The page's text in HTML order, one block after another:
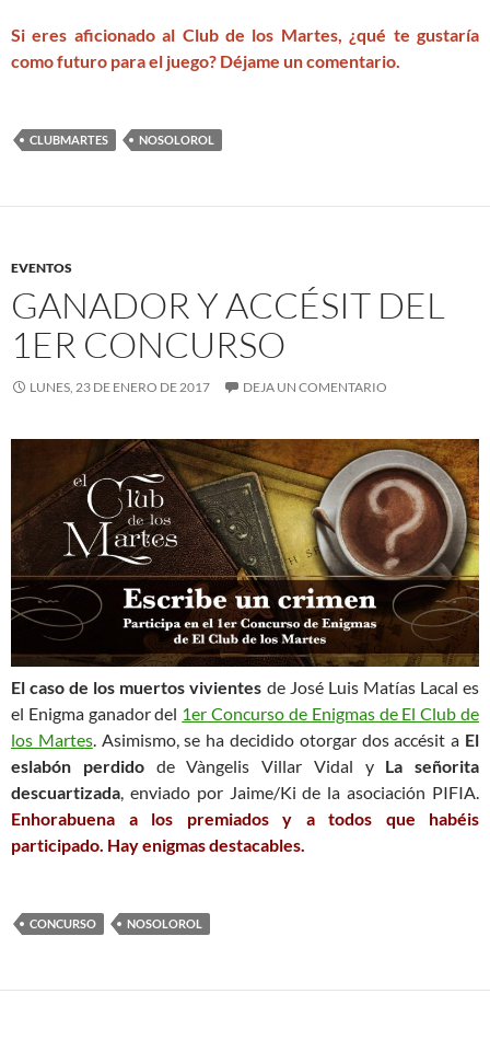
Si eres aficionado al Club de los Martes, ¿qué te gustaría
como futuro para el juego? Déjame un comentario.
CLUBMARTES NOSOLOROL
EVENTOS
GANADOR Y ACCÉSIT DEL
1ER CONCURSO
LUNES, 23 DE ENERO DE 2017 DEJA UN COMENTARIO
El caso de los muertos vivientes de José Luis Matías Lacal es
el Enigma ganador del 1er Concurso de Enigmas de El Club de
los Martes. Asimismo, se ha decidido otorgar dos accésit a El
eslabón perdidode Vàngelis Villar Vidal y La señorita
descuartizada, enviado por Jaime/Ki de la asociación PIFIA.
Enhorabuena a los premiados y a todos que habéis
participado. Hay enigmas destacables.
CONCURSO NOSOLOROL